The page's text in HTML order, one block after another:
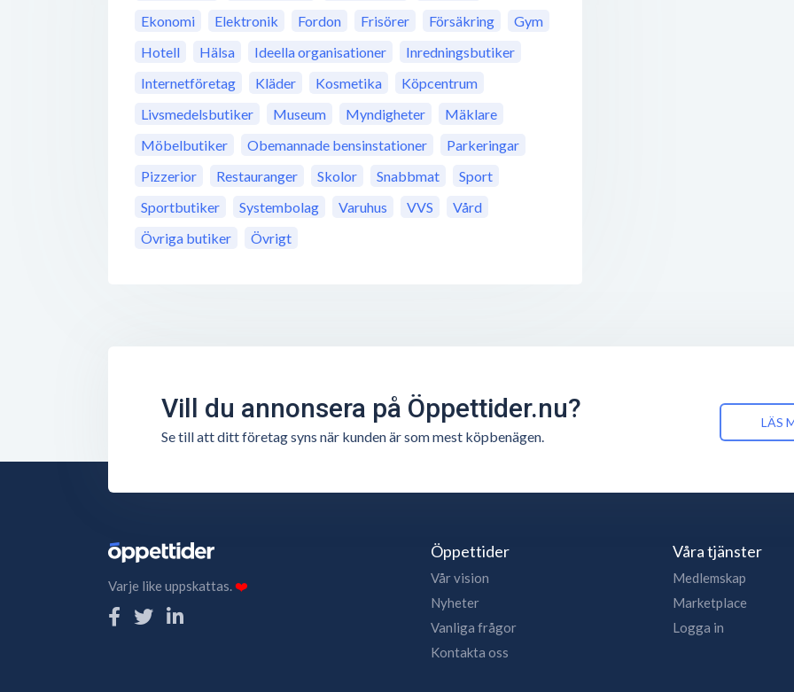
Ekonomi
Elektronik Fordon Frisörer Försäkring
Gym
Hotell
Hälsa Ideella organisationer
Inredningsbutiker
Internetföretag
Kläder Kosmetika
Köpcentrum
Livsmedelsbutiker
Museum Myndigheter
Mäklare
Möbelbutiker
Obemannade bensinstationer
Parkeringar
Pizzerior
Restauranger Skolor Snabbmat
Sport
Sportbutiker
Systembolag Varuhus VVS
Vård
Övriga butiker
Övrigt
Vill du annonsera på Öppettider.nu?
Se till att ditt företag syns när kunden är som mest köpbenägen.
LÄS
Varje like uppskattas.❤️
Öppettider
Vår vision
Nyheter
Vanliga frågor
Kontakta oss
Våra tjänster
Medlemskap
Marketplace
Logga in